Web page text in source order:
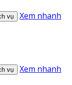
vụ Xem nhanh
vụ Xem nhanh